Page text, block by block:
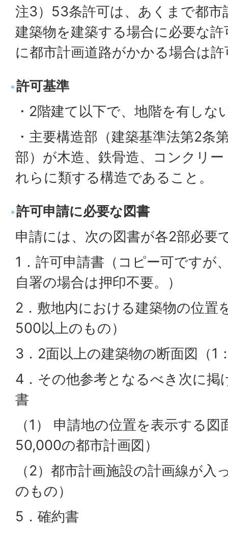
注3）53条許可は、あくまで都市
建築物を建築する場合に必要な
に都市計画道路がかかる場合は
許可基準
・2階建て以下で、地階を有しな
・主要構造部（建築基準法第2条
部）が木造、鉄骨造、コンクリ
れらに類する構造であること。
許可申請に必要な図書
申請には、次の図書が各2部必要
1．許可申請書（コピー可ですが
自署の場合は押印不要。）
2．敷地内における建築物の位置
500以上のもの）
3．2面以上の建築物の断面図（1
4．その他参考となるべき次に掲
書
（1） 申請地の位置を表示する
50,000の都市計画図）
（2）都市計画施設の計画線が入
のもの）
5．確約書